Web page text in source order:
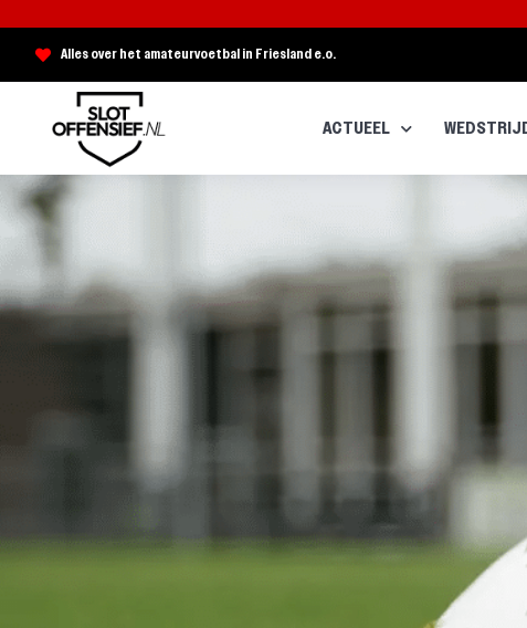
Alles over het amateurvoetbal in Friesland e.o.
ACTUEEL